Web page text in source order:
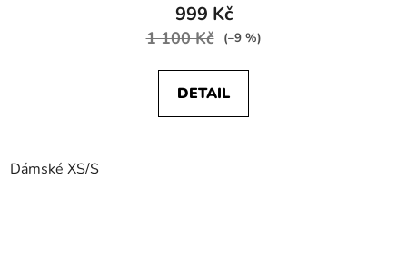
999 Kč
1 100 Kč (–9 %)
DETAIL
Dámské XS/S